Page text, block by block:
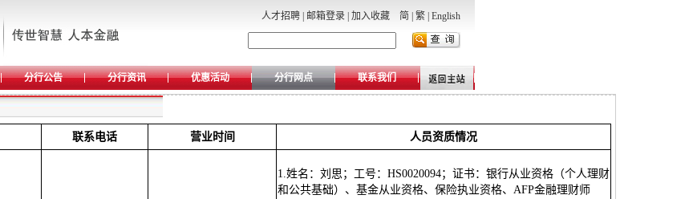
人才招聘 邮箱登录 加入收藏 简 繁 English
分行公告 分行资讯 优惠活动 分行网点 联系我们
联系电话 营业时间 人员资质情况
1.姓名：刘思；工号：HS0020094；证书：银行从业资格（个人理财
和公共基础）、基金从业资格、保险执业资格、AFP金融理财师